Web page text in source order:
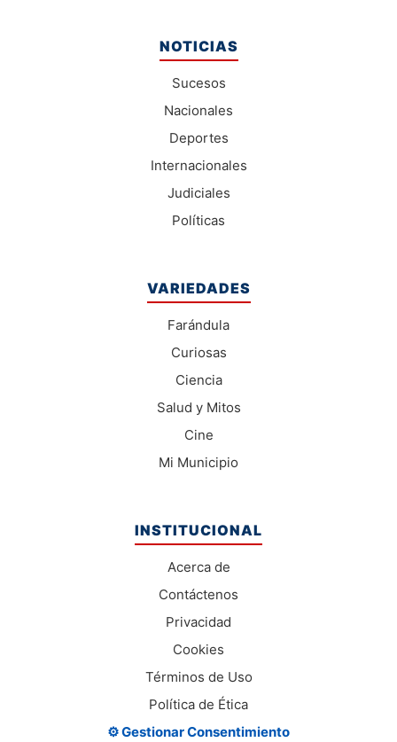
NOTICIAS
Sucesos
Nacionales
Deportes
Internacionales
Judiciales
Políticas
VARIEDADES
Farándula
Curiosas
Ciencia
Salud y Mitos
Cine
Mi Municipio
INSTITUCIONAL
Acerca de
Contáctenos
Privacidad
Cookies
Términos de Uso
Política de Ética
⚙️ Gestionar Consentimiento